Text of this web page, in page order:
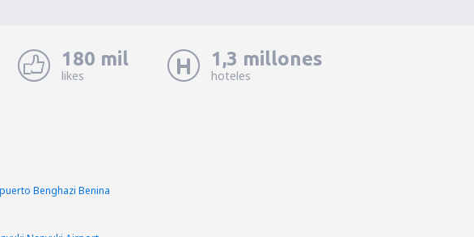
180 mil
likes
1,3 millones
hoteles
Benghazi Benina